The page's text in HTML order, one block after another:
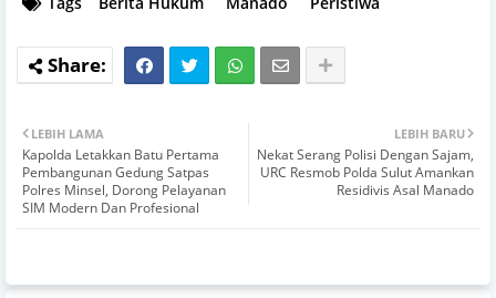
LEBIH BARU
Nekat Serang Polisi Dengan Sajam,
URC Resmob Polda Sulut Amankan
Residivis Asal Manado
LEBIH LAMA
Kapolda Letakkan Batu Pertama
Pembangunan Gedung Satpas
Polres Minsel, Dorong Pelayanan
SIM Modern Dan Profesional